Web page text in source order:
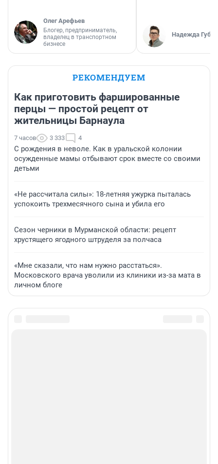
Олег Арефьев
Блогер, предприниматель,
владелец в транспортном
бизнесе
Надежда
РЕКОМЕНДУЕМ
Как приготовить фаршированные
перцы — простой рецепт от
жительницы Барнаула
7 часов 3 333 4
С рождения в неволе. Как в уральской колонии
осужденные мамы отбывают срок вместе со своими
детьми
«Не рассчитала силы»: 18-летняя ужурка пыталась
успокоить трехмесячного сына и убила его
Сезон черники в Мурманской области: рецепт
хрустящего ягодного штруделя за полчаса
«Мне сказали, что нам нужно расстаться».
Московского врача уволили из клиники из-за мата в
личном блоге